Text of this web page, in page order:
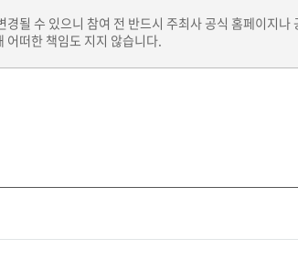
될 수 있으니 참여 전 반드시 주최사 공식 홈페이지
어떠한 책임도 지지 않습니다.